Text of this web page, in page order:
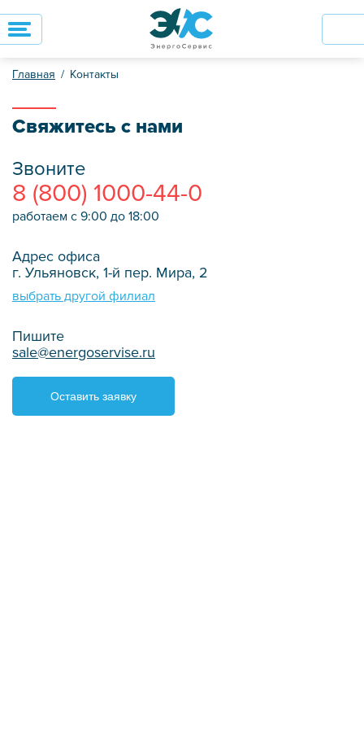
Главная Контакты
Свяжитесь с нами
Звоните
8 (800) 1000-44-0
работаем с 9:00 до 18:00
Адрес офиса
г. Ульяновск, 1-й пер. Мира, 2
выбрать другой филиал
Пишите
sale@energoservise.ru
Оставить заявку